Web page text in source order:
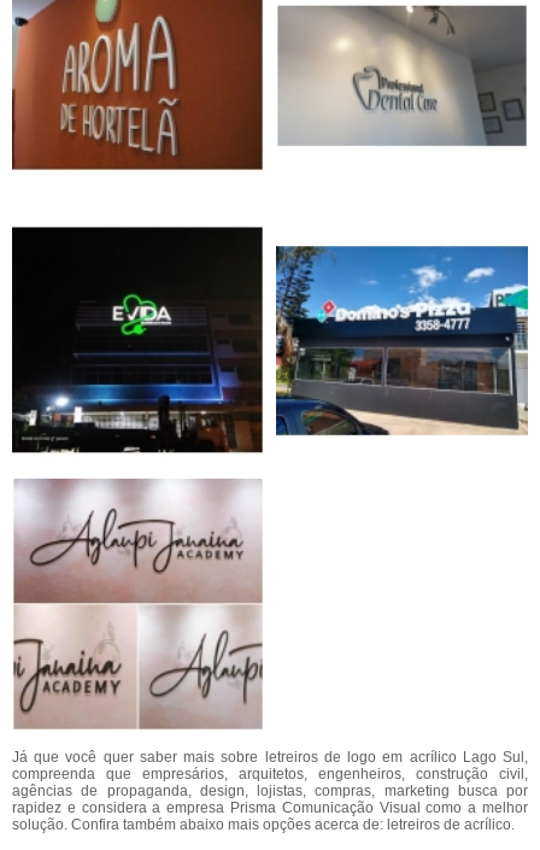
Já que você quer saber mais sobre letreiros de logo em acrílico Lago Sul,
compreenda que empresários, arquitetos, engenheiros, construção civil,
agências de propaganda, design, lojistas, compras, marketing busca por
rapidez e considera a empresa Prisma Comunicação Visual como a melhor
solução. Confira também abaixo mais opções acerca de: letreiros de acrílico.